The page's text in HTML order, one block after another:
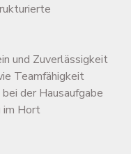
und Zuverlässigkeit
Teamfähigkeit
der Hausaufgabe
im Hort